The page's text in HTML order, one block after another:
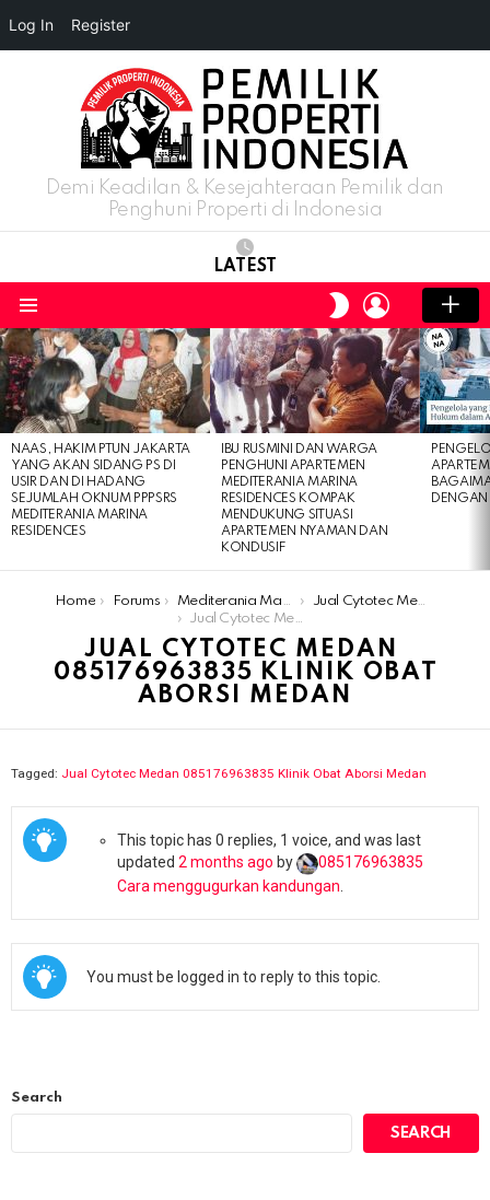
Demi Keadilan & Kesejahteraan Pemilik dan
Penghuni Properti di Indonesia
LATEST
SWITCH
SKIN
LOGIN
LATEST
STORIES
NAAS, HAKIM PTUN JAKARTA
YANG AKAN SIDANG PS DI
USIR DAN DI HADANG
SEJUMLAH OKNUM PPPSRS
MEDITERANIA MARINA
RESIDENCES
IBU RUSMINI DAN WARGA
PENGHUNI APARTEMEN
MEDITERANIA MARINA
RESIDENCES KOMPAK
MENDUKUNG SITUASI
APARTEMEN NYAMAN DAN
KONDUSIF
DENGAN
You are here:
Home Forums Mediterania Marina Residences
Jual Cytotec Medan ​​️085176963835​ Klinik Obat Aborsi Medan
Jual Cytotec Medan ​​️085176963835​ Klinik Obat Aborsi Medan
JUAL CYTOTEC MEDAN ​​
️085176963835​ KLINIK OBAT
ABORSI MEDAN
Tagged: Jual Cytotec Medan ​​️085176963835​ Klinik Obat Aborsi Medan
This topic has 0 replies, 1 voice, and was last
updated 2 months ago by
085176963835​
Cara menggugurkan kandungan.
You must be logged in to reply to this topic.
Search
SEARCH
Log In Register